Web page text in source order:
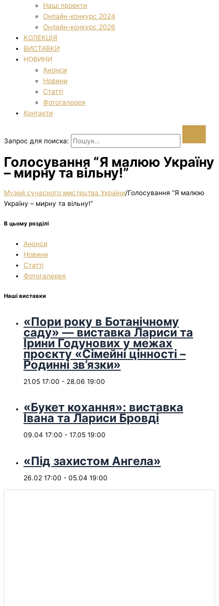
Наші проекти
Онлайн-конкурс 2024
Онлайн-конкурс 2026
КОЛЕКЦІЯ
ВИСТАВКИ
НОВИНИ
Анонси
Новини
Статті
Фотогалерея
Контакти
Запрос для поиска:
Голосування “Я малюю Україну
– мирну та вільну!”
Музей сучасного мистецтва України/Голосування “Я малюю
Україну – мирну та вільну!”
В цьому розділі
Анонси
Новини
Статті
Фотогалерея
Наші виставки
«Пори року в Ботанічному
саду» — виставка Лариси та
Ірини Годунових у межах
проєкту «Сімейні цінності –
Родинні зв’язки»
21.05 17:00 - 28.06 19:00
«Букет кохання»: виставка
Івана та Лариси Бровді
09.04 17:00 - 17.05 19:00
«Під захистом Ангела»
26.02 17:00 - 05.04 19:00